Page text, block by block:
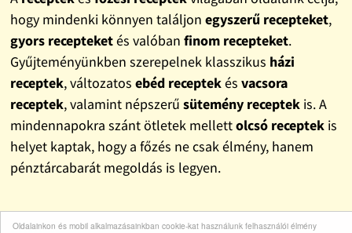
Oldalainkon és mobil alkalmazásainkban cookie-kat használunk felhasználói élmény
hogy mindenki könnyen találjon egyszerű recepteket,
gyors recepteketés valóban finom recepteket.
Gyűjteményünkben szerepelnek klasszikus házi
receptek, változatos ebéd receptekés vacsora
receptek, valamint népszerű sütemény receptekis. A
mindennapokra szánt ötletek mellettolcsó receptekis
helyet kaptak, hogy a főzés ne csak élmény, hanem
pénztárcabarát megoldás is legyen.
LINKEK